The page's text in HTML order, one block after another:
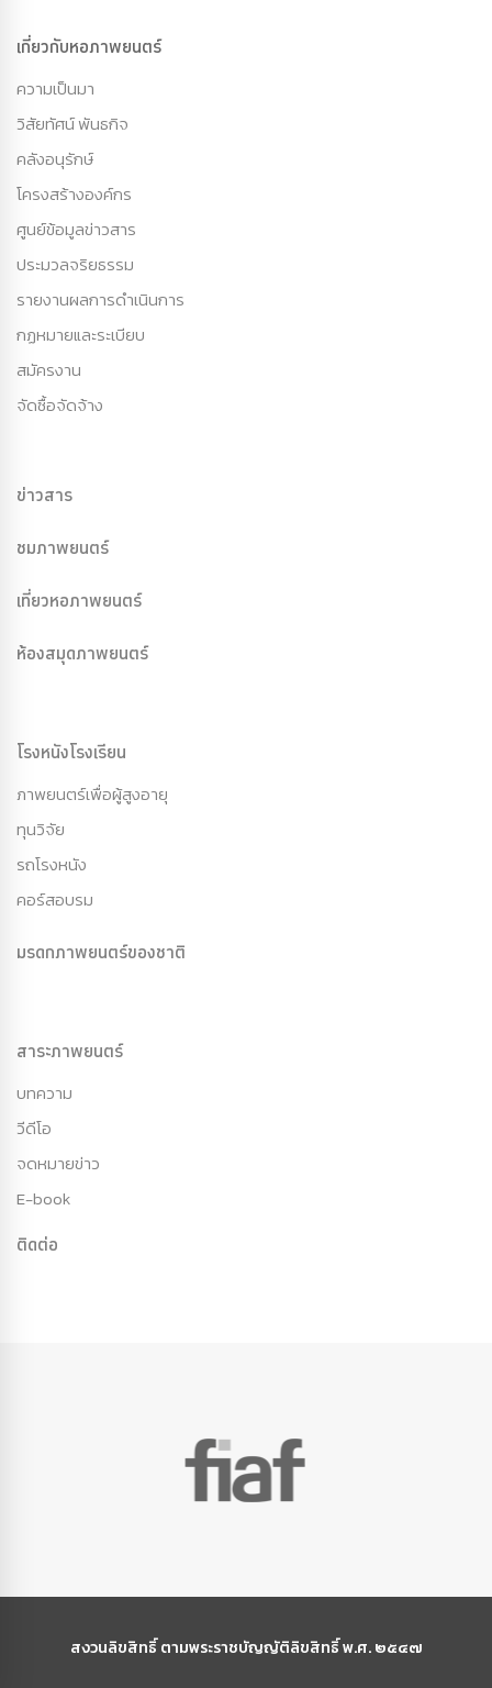
เกี่ยวกับหอภาพยนตร์
ความเป็นมา
วิสัยทัศน์ พันธกิจ
คลังอนุรักษ์
โครงสร้างองค์กร
ศูนย์ข้อมูลข่าวสาร
ประมวลจริยธรรม
รายงานผลการดำเนินการ
กฏหมายและระเบียบ
สมัครงาน
จัดซื้อจัดจ้าง
ข่าวสาร
ชมภาพยนตร์
เที่ยวหอภาพยนตร์
ห้องสมุดภาพยนตร์
โรงหนังโรงเรียน
ภาพยนตร์เพื่อผู้สูงอายุ
ทุนวิจัย
รถโรงหนัง
คอร์สอบรม
มรดกภาพยนตร์ของชาติ
สาระภาพยนตร์
บทความ
วีดีโอ
จดหมายข่าว
E-book
ติดต่อ
สงวนลิขสิทธิ์ ตามพระราชบัญญัติลิขสิทธิ์ พ.ศ. ๒๕๔๗